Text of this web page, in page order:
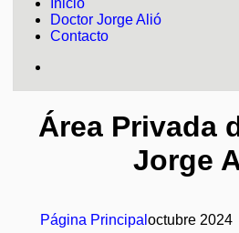
Inicio
Doctor Jorge Alió
Contacto
Área Privada
Jorge
Página Principal octubre 2024